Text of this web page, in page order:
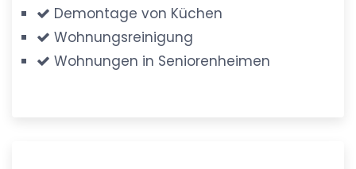
Demontage von Küchen
Wohnungsreinigung
Wohnungen in Seniorenheimen